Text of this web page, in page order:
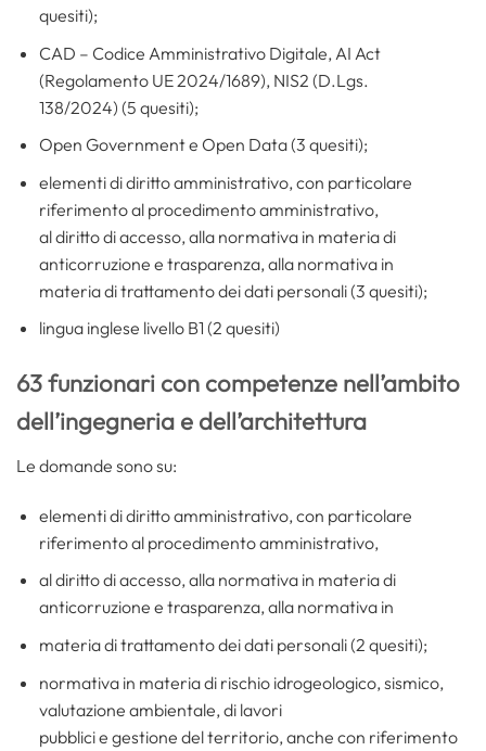
quesiti);
CAD – Codice Amministrativo Digitale, AI Act
(Regolamento UE 2024/1689), NIS2 (D.Lgs.
138/2024) (5 quesiti);
Open Government e Open Data (3 quesiti);
elementi di diritto amministrativo, con particolare
riferimento al procedimento amministrativo,
al diritto di accesso, alla normativa in materia di
anticorruzione e trasparenza, alla normativa in
materia di trattamento dei dati personali (3 quesiti);
lingua inglese livello B1 (2 quesiti)
63 funzionari con competenze nell’ambito
dell’ingegneria e dell’architettura
Le domande sono su:
elementi di diritto amministrativo, con particolare
riferimento al procedimento amministrativo,
al diritto di accesso, alla normativa in materia di
anticorruzione e trasparenza, alla normativa in
materia di trattamento dei dati personali (2 quesiti);
normativa in materia di rischio idrogeologico, sismico,
valutazione ambientale, di lavori
pubblici e gestione del territorio, anche con riferimento